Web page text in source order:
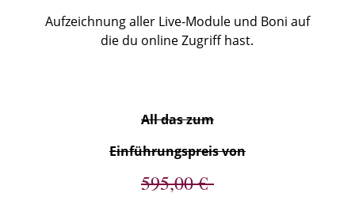
Aufzeichnung aller Live-Module und Boni auf
die du online Zugriff hast.
All das zum
Einführungspreis von
595,00 €